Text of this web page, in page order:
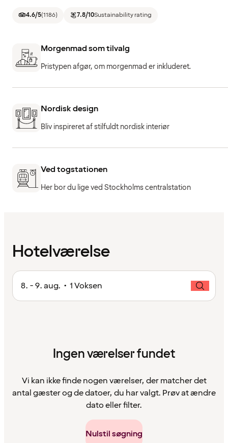
4.6/5(1186) 7.8/10Sustainability rating
Morgenmad som tilvalg
Pristypen afgør, om morgenmad er inkluderet.
Nordisk design
Bliv inspireret af stilfuldt nordisk interiør
Ved togstationen
Her bor du lige ved Stockholms centralstation
Hotelværelse
8. - 9. aug. • 1 Voksen
Ingen værelser fundet
Vi kan ikke finde nogen værelser, der matcher det
antal gæster og de datoer, du har valgt. Prøv at ændre
dato eller filter.
Nulstil søgning